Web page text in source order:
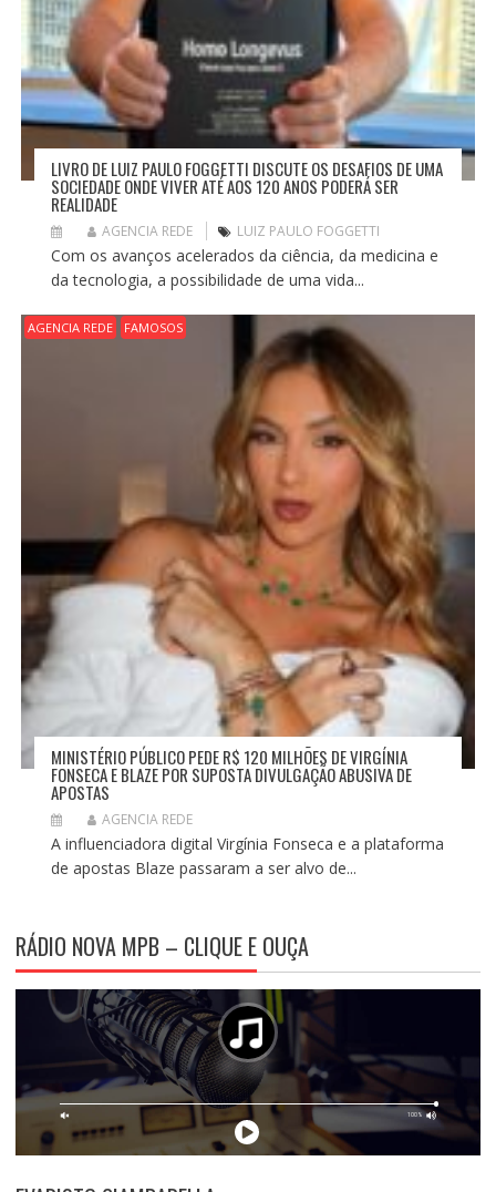
LIVRO DE LUIZ PAULO FOGGETTI DISCUTE OS DESAFIOS DE UMA
SOCIEDADE ONDE VIVER ATÉ AOS 120 ANOS PODERÁ SER
REALIDADE
AGENCIA REDE LUIZ PAULO FOGGETTI
Com os avanços acelerados da ciência, da medicina e
da tecnologia, a possibilidade de uma vida...
AGENCIA REDE FAMOSOS
MINISTÉRIO PÚBLICO PEDE R$ 120 MILHÕES DE VIRGÍNIA
FONSECA E BLAZE POR SUPOSTA DIVULGAÇÃO ABUSIVA DE
APOSTAS
AGENCIA REDE
A influenciadora digital Virgínia Fonseca e a plataforma
de apostas Blaze passaram a ser alvo de...
RÁDIO NOVA MPB – CLIQUE E OUÇA